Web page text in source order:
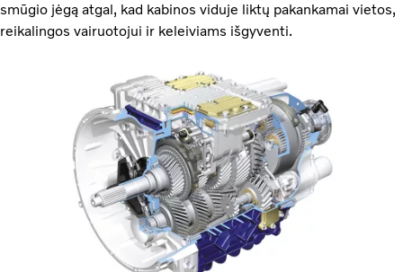
smūgio jėgą atgal, kad kabinos viduje liktų pakankamai vietos,
reikalingos vairuotojui ir keleiviams išgyventi.